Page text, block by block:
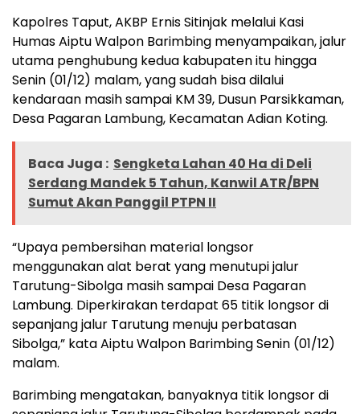
Kapolres Taput, AKBP Ernis Sitinjak melalui Kasi
Humas Aiptu Walpon Barimbing menyampaikan, jalur
utama penghubung kedua kabupaten itu hingga
Senin (01/12) malam, yang sudah bisa dilalui
kendaraan masih sampai KM 39, Dusun Parsikkaman,
Desa Pagaran Lambung, Kecamatan Adian Koting.
Baca Juga : Sengketa Lahan 40 Ha di Deli
Serdang Mandek 5 Tahun, Kanwil ATR/BPN
Sumut Akan Panggil PTPN II
“Upaya pembersihan material longsor
menggunakan alat berat yang menutupi jalur
Tarutung-Sibolga masih sampai Desa Pagaran
Lambung. Diperkirakan terdapat 65 titik longsor di
sepanjang jalur Tarutung menuju perbatasan
Sibolga,” kata Aiptu Walpon Barimbing Senin (01/12)
malam.
Barimbing mengatakan, banyaknya titik longsor di